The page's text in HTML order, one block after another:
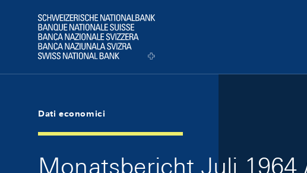
Logo
Dati economici
Monatsbericht Juli